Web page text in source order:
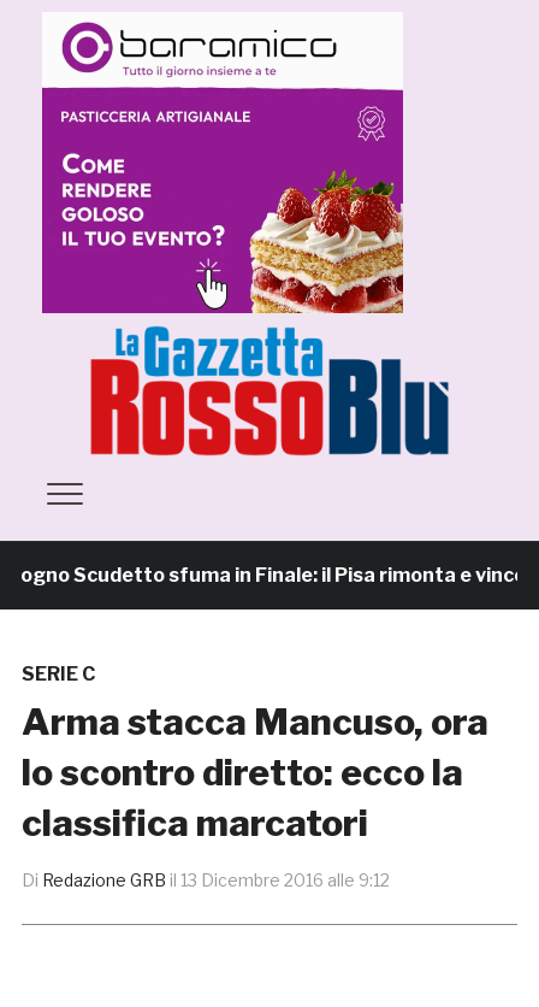
Scudetto sfuma in Finale: il Pisa rimonta e vince 7-4
SERIE C
Arma stacca Mancuso, ora
lo scontro diretto: ecco la
classifica marcatori
Di Redazione GRB il 13 Dicembre 2016 alle 9:12